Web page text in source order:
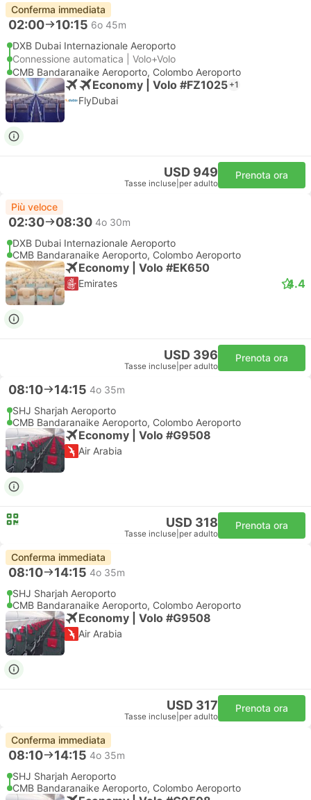
Conferma immediata
02:00 10:15 6o 45m
DXB Dubai Internazionale Aeroporto
Connessione automatica | Volo+Volo
CMB Bandaranaike Aeroporto, Colombo Aeroporto
Economy | Volo #FZ1025 +1
FlyDubai
USD 949
Tasse incluse per adulto
Prenota ora
Più veloce
02:30 08:30 4o 30m
DXB Dubai Internazionale Aeroporto
CMB Bandaranaike Aeroporto, Colombo Aeroporto
Economy | Volo #EK650
Emirates 4.4
USD 396
Tasse incluse per adulto
Prenota ora
08:10 14:15 4o 35m
SHJ Sharjah Aeroporto
CMB Bandaranaike Aeroporto, Colombo Aeroporto
Economy | Volo #G9508
Air Arabia
USD 318
Tasse incluse per adulto
Prenota ora
Conferma immediata
08:10 14:15 4o 35m
SHJ Sharjah Aeroporto
CMB Bandaranaike Aeroporto, Colombo Aeroporto
Economy | Volo #G9508
Air Arabia
USD 317
Tasse incluse per adulto
Prenota ora
Conferma immediata
08:10 14:15 4o 35m
SHJ Sharjah Aeroporto
CMB Bandaranaike Aeroporto, Colombo Aeroporto